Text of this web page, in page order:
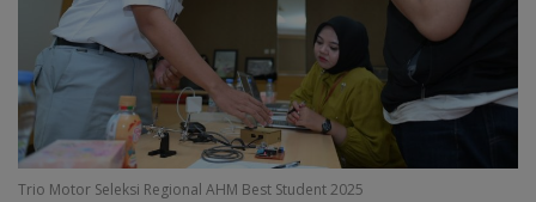
Trio Motor Seleksi Regional AHM Best Student 2025